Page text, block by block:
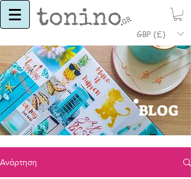
GBP (£)
BLOG
Ανάρτηση